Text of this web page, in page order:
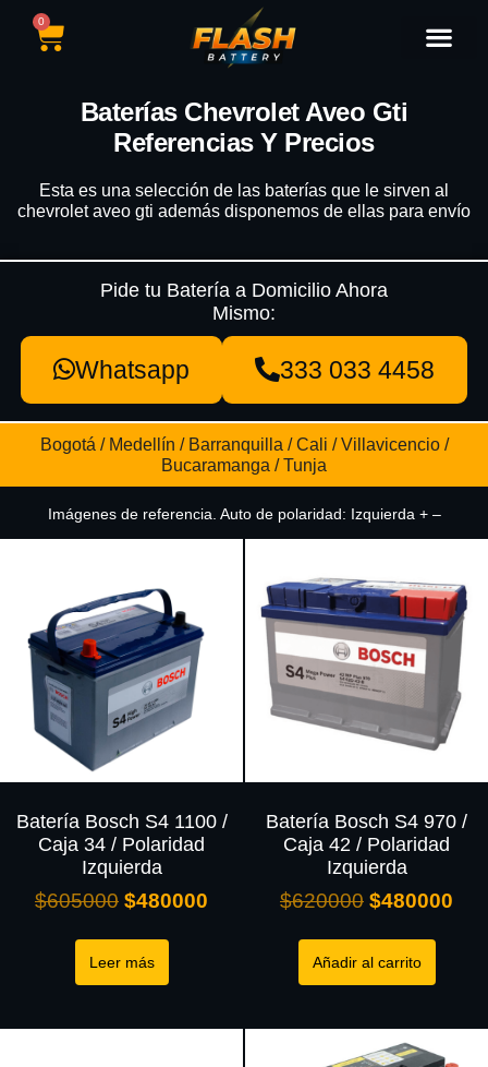
0
Baterías Chevrolet Aveo Gti
Referencias Y Precios
Esta es una selección de las baterías que le sirven al
chevrolet aveo gti además disponemos de ellas para envío
Pide tu Batería a Domicilio Ahora
Mismo:
Whatsapp 333 033 4458
Bogotá / Medellín / Barranquilla / Cali / Villavicencio /
Bucaramanga / Tunja
Imágenes de referencia. Auto de polaridad: Izquierda + –
Batería Bosch S4 1100 /
Caja 34 / Polaridad
Izquierda
$605000 $480000
Leer más
Batería Bosch S4 970 /
Caja 42 / Polaridad
Izquierda
$620000 $480000
Añadir al carrito